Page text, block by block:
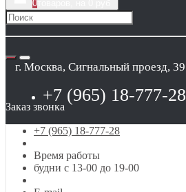
0
г. Москва, Сигнальный проезд, 39
+7 (965) 18-777-28
Заказ звонка
+7 (965) 18-777-28
Время работы
будни с 13-00 до 19-00